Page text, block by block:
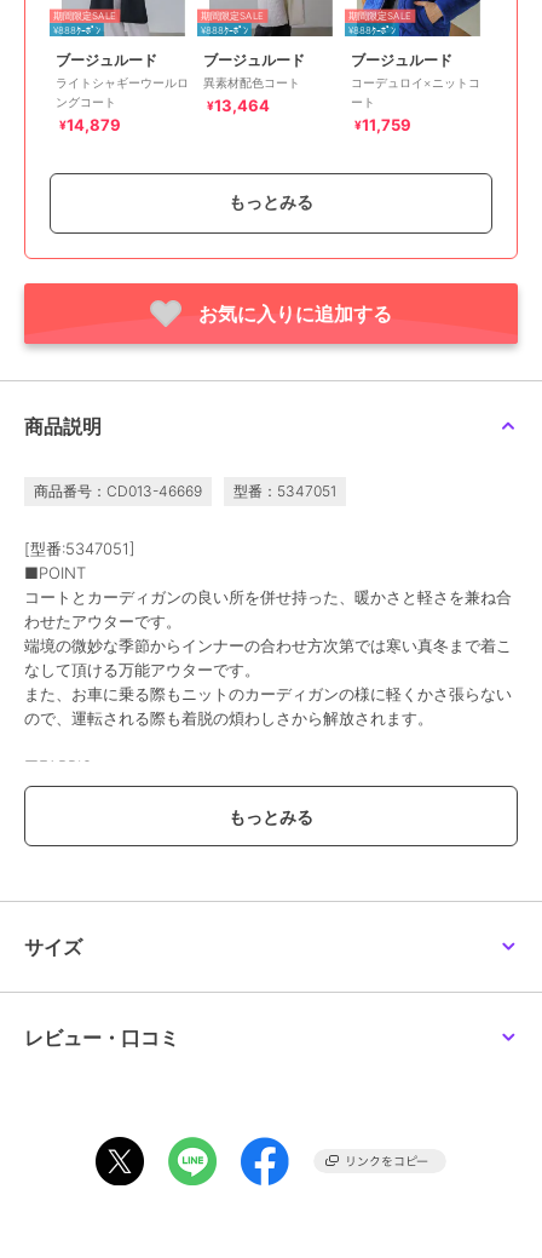
期間限定SALE
¥888ｸｰﾎﾟﾝ
ブージュルード
ライトシャギーウールロ
ングコート
¥14,879
期間限定SALE
¥888ｸｰﾎﾟﾝ
ブージュルード
異素材配色コート
¥13,464
期間限定SALE
¥888ｸｰﾎﾟﾝ
ブージュルード
コーデュロイ×ニットコ
ート
¥11,759
ブージュルード
もっとみる
お気に入りに追加する
商品説明
商品番号：CD013-46669 型番：5347051
[型番:5347051]
■POINT
コートとカーディガンの良い所を併せ持った、暖かさと軽さを兼ね合
わせたアウターです。
端境の微妙な季節からインナーの合わせ方次第では寒い真冬まで着こ
なして頂ける万能アウターです。
また、お車に乗る際もニットのカーディガンの様に軽くかさ張らない
ので、運転される際も着脱の煩わしさから解放されます。
■FABRIC
表面に糸のループ(輪っか)が出るように加工されたブークレと言う素
ニットの様な表面に凹凸感のある柔らかい風合いと布帛の布の目が詰
■CORDINATE
合わせやすい色味の展開ですが、カラーニットなどをインして頂き、
★商品のお気に入り登録
サイズ
レビュー・口コミ